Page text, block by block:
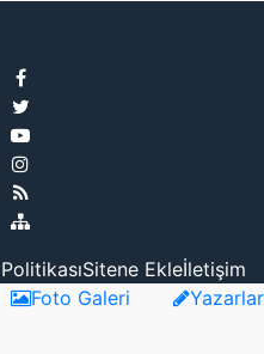
Sitene Ekleİletişim
Foto Galeri Yazarlar